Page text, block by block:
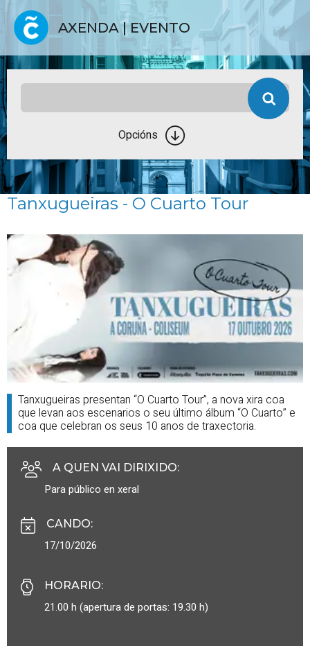
AXENDA | EVENTO
Opcións
Tanxugueiras - O Cuarto Tour
Tanxugueiras presentan “O Cuarto Tour”, a nova xira coa
que levan aos escenarios o seu último álbum “O Cuarto” e
coa que celebran os seus 10 anos de traxectoria.
A QUEN VAI DIRIXIDO:
Para público en xeral
CANDO:
17/10/2026
HORARIO:
21.00 h (apertura de portas: 19.30 h)